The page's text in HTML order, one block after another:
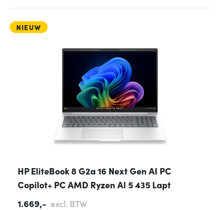
NIEUW
HP EliteBook 8 G2a 16 Next Gen AI PC
Copilot+ PC AMD Ryzen AI 5 435 Lapt
1.669,- excl. BTW